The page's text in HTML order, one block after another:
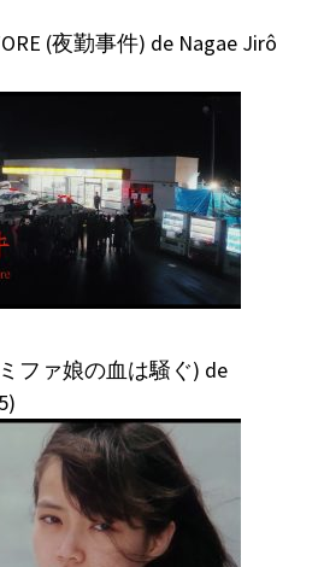
(夜勤事件) de Nagae Jirô
ファ娘の血は騒ぐ) de